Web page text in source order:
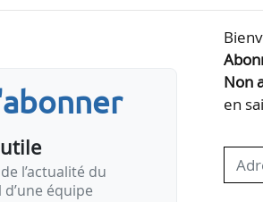
l’actualité du
équipe
Non
en